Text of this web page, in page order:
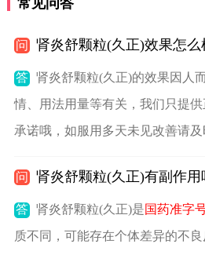
常见问答
问 肾炎舒颗粒(久正)效果怎么
答 肾炎舒颗粒(久正)的效果因人
情、用法用量等有关，我们只提
承诺哦，如服用多天未见改善请及
问 肾炎舒颗粒(久正)有副作用
答 肾炎舒颗粒(久正)是国药准字
质不同，可能存在个体差异的不